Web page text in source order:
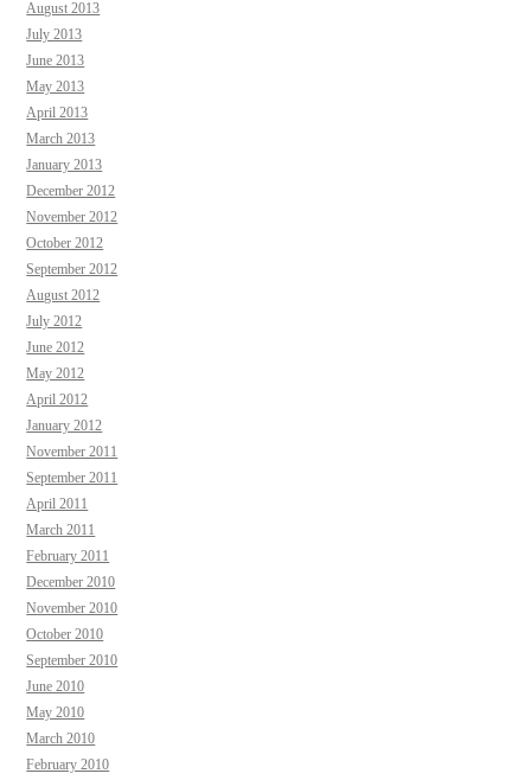
August 2013
July 2013
June 2013
May 2013
April 2013
March 2013
January 2013
December 2012
November 2012
October 2012
September 2012
August 2012
July 2012
June 2012
May 2012
April 2012
January 2012
November 2011
September 2011
April 2011
March 2011
February 2011
December 2010
November 2010
October 2010
September 2010
June 2010
May 2010
March 2010
February 2010